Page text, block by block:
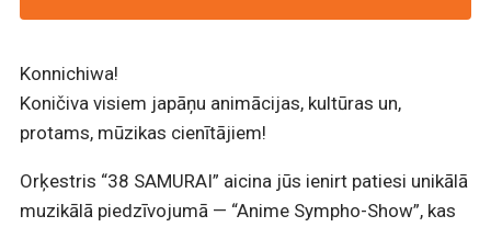
Konnichiwa!
Koničiva visiem japāņu animācijas, kultūras un,
protams, mūzikas cienītājiem!
Orķestris “38 SAMURAI” aicina jūs ienirt patiesi unikālā
muzikālā piedzīvojumā — “Anime Sympho-Show”, kas